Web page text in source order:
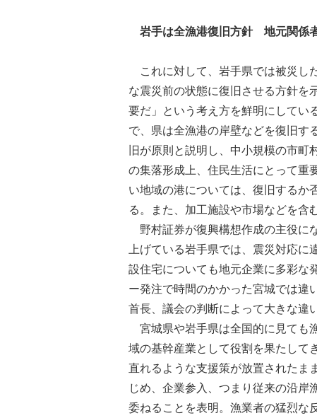
岩手は全漁港復旧方針 地元関係
これに対して、岩手県では被災し
な震災前の状態に復旧させる方針を
要だ」という考え方を鮮明にしてい
で、県は全漁港の岸壁などを復旧す
旧が原則と説明し、中小規模の市
の集落形成上、住民生活にとって重
い地域の港については、復旧するか
る。また、加工施設や市場などを含
野村証券が復興構想作成の主役に
上げている岩手県では、震災対応
設住宅についても地元企業に多彩な
ー発注で時間のかかった宮城では違
首長、議会の判断によって大きな違
宮城県や岩手県は全国的に見ても
域の基幹産業として役割を果たして
直れるような支援策が放置されたま
じめ、企業参入、つまり従来の沿岸
委ねることを表明。漁業者の猛烈な